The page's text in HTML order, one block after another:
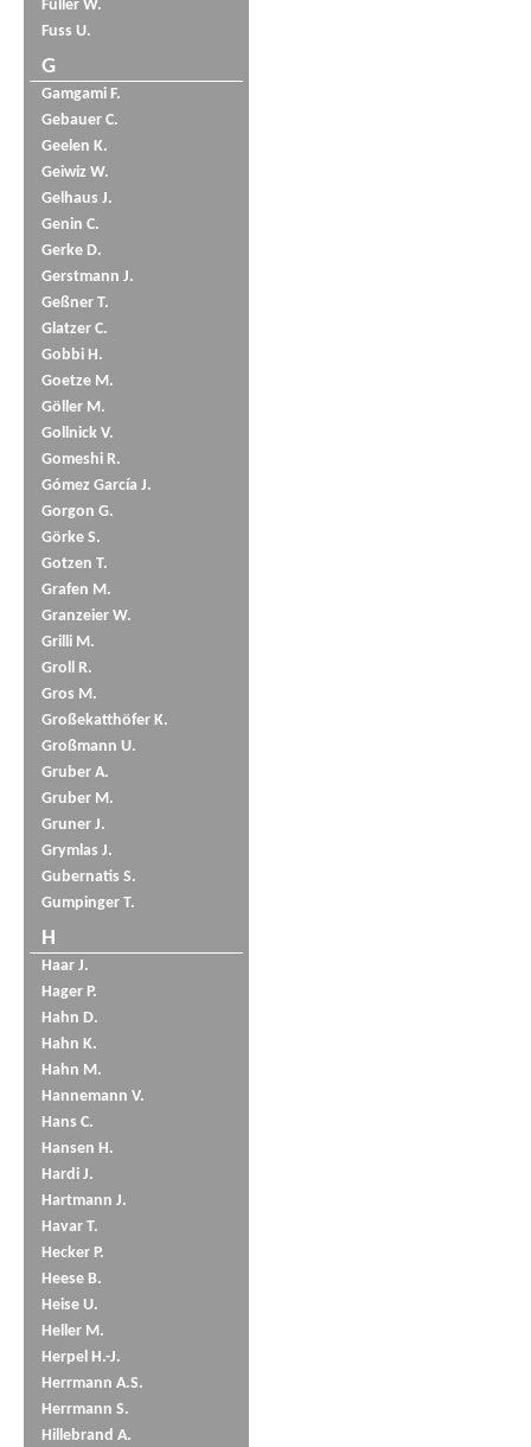
Füller W.
Fuss U.
G
Gamgami F.
Gebauer C.
Geelen K.
Geiwiz W.
Gelhaus J.
Genin C.
Gerke D.
Gerstmann J.
Geßner T.
Glatzer C.
Gobbi H.
Goetze M.
Göller M.
Gollnick V.
Gomeshi R.
Gómez García J.
Gorgon G.
Görke S.
Gotzen T.
Grafen M.
Granzeier W.
Grilli M.
Groll R.
Gros M.
Großekatthöfer K.
Großmann U.
Gruber A.
Gruber M.
Gruner J.
Grymlas J.
Gubernatis S.
Gumpinger T.
H
Haar J.
Hager P.
Hahn D.
Hahn K.
Hahn M.
Hannemann V.
Hans C.
Hansen H.
Hardi J.
Hartmann J.
Havar T.
Hecker P.
Heese B.
Heise U.
Heller M.
Herpel H.-J.
Herrmann A.S.
Herrmann S.
Hillebrand A.